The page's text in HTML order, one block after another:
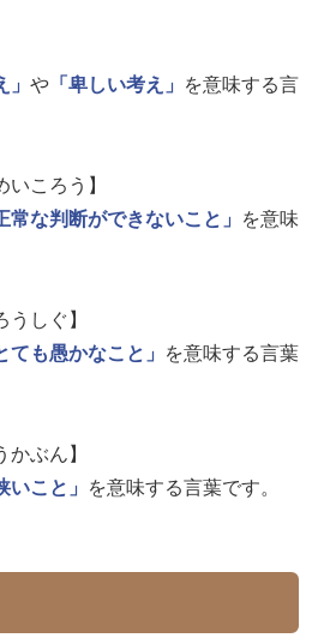
や 「卑しい考え」
を意味する言
いころう】
常な判断ができないこと」
を意味
うしぐ】
ても愚かなこと」
を意味する言葉
かぶん】
いこと」
を意味する言葉です。